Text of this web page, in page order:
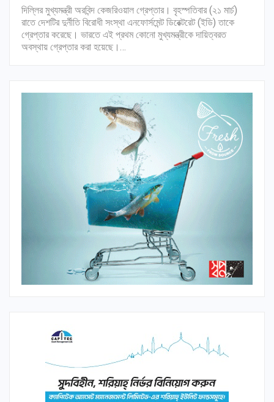
দিল্লির মুখ্যমন্ত্রী অরবিন্দ কেজরিওয়াল গ্রেপ্তার। বৃহস্পতিবার (২১ মার্চ)
রাতে দেশটির দুর্নীতি বিরোধী সংস্থা এনফোর্সমেন্ট ডিরেক্টরেট (ইডি) তাকে
গ্রেপ্তার করেছে। ভারতে এই প্রথম কোনো মুখ্যমন্ত্রীকে দায়িত্বরত
অবস্থায় গ্রেপ্তার করা হয়েছে।…